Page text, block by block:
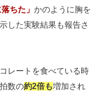
落ちた」 かのように胸を
した実験結果も報告さ
レートを食べている時
数の約2倍も増加され